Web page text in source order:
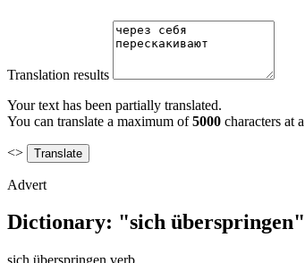
Translation results
Your text has been partially translated.
You can translate a maximum of5000 characters at
<>
Advert
Dictionary: "sich